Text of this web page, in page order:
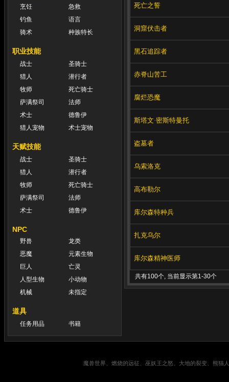
烹饪
急救
钓鱼
语言
骑术
种族特长
职业技能
战士
圣骑士
猎人
潜行者
牧师
死亡骑士
萨满祭司
法师
术士
德鲁伊
猎人宠物
术士宠物
天赋技能
战士
圣骑士
猎人
潜行者
牧师
死亡骑士
萨满祭司
法师
术士
德鲁伊
NPC
野兽
龙类
恶魔
元素生物
巨人
亡灵
人型生物
小动物
机械
未指定
道具
任务用品 书籍
死亡之誓
洞窟伏击者
黑石追踪者
赤脊山苦工
腐烂恐魔
斯塔文·密斯特曼托
盗墓者
乌索洛克
高布勒尔
库尔森特种兵
扎克乌尔
库尔森精神医师
共有100个, 当前显示第1-30个
魔兽世界、燃烧的远征、巫妖王之怒、大地的裂变、熊猫